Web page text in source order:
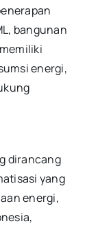
bangunan
energi,
dirancang
yang
energi,